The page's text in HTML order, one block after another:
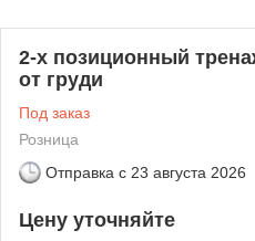
2-х позиционный
от груди
Под заказ
Розница
Отправка с 23 августа 2026
Цену уточняйте